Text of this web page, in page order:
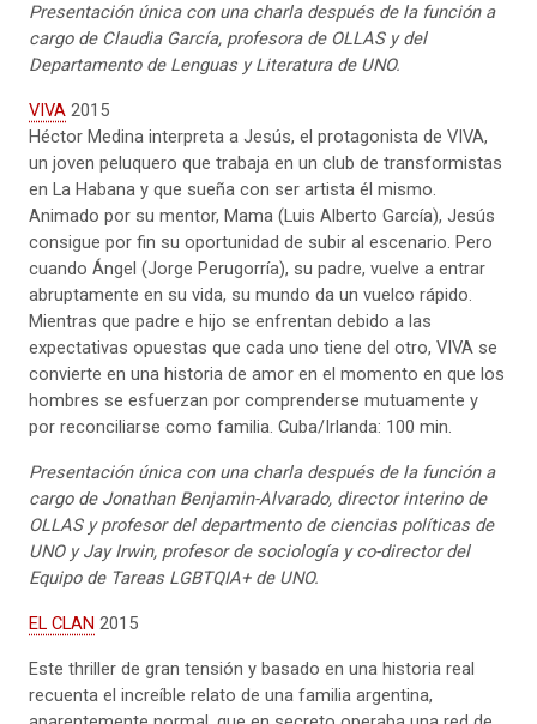
Presentación única con una charla después de la función a
cargo de Claudia García, profesora de OLLAS y del
Departamento de Lenguas y Literatura de UNO.
VIVA 2015
Héctor Medina interpreta a Jesús, el protagonista de VIVA,
un joven peluquero que trabaja en un club de transformistas
en La Habana y que sueña con ser artista él mismo.
Animado por su mentor, Mama (Luis Alberto García), Jesús
consigue por fin su oportunidad de subir al escenario. Pero
cuando Ángel (Jorge Perugorría), su padre, vuelve a entrar
abruptamente en su vida, su mundo da un vuelco rápido.
Mientras que padre e hijo se enfrentan debido a las
expectativas opuestas que cada uno tiene del otro, VIVA se
convierte en una historia de amor en el momento en que los
hombres se esfuerzan por comprenderse mutuamente y
por reconciliarse como familia. Cuba/Irlanda: 100 min.
Presentación única con una charla después de la función a
cargo de Jonathan Benjamin-Alvarado, director interino de
OLLAS y profesor del departmento de ciencias políticas de
UNO y Jay Irwin, profesor de sociología y co-director del
Equipo de Tareas LGBTQIA+ de UNO.
EL CLAN 2015
Este thriller de gran tensión y basado en una historia real
recuenta el increíble relato de una familia argentina,